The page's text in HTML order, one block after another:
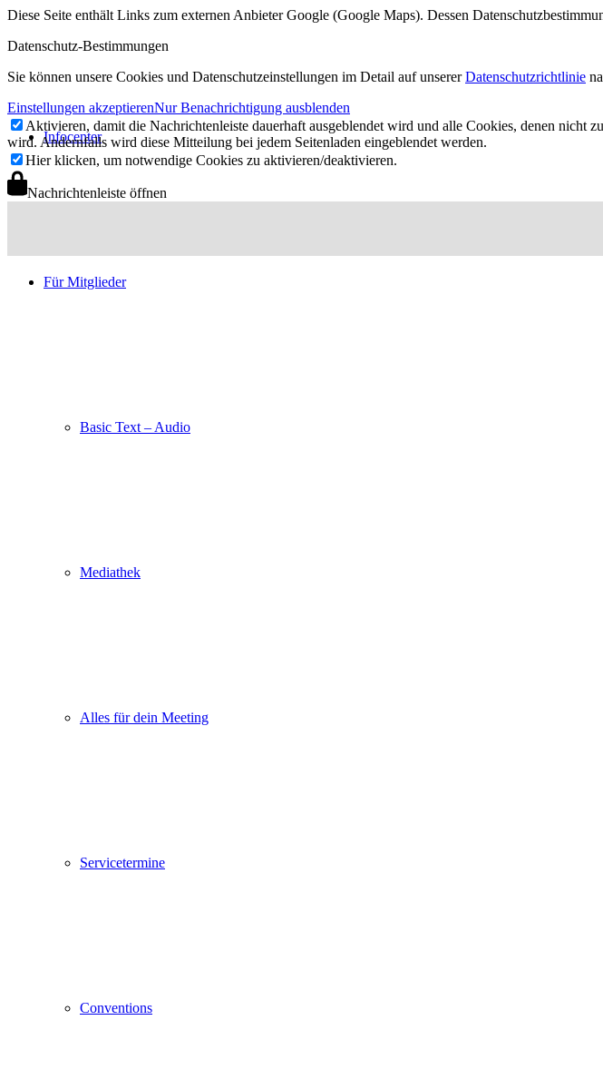
Infocenter
Für Mitglieder
Basic Text – Audio
Mediathek
Alles für dein Meeting
Servicetermine
Conventions
Diese Seite enthält Links zum externen Anbieter Google (Google Maps). Dessen
Datenschutz-Bestimmungen
Sie können unsere Cookies und Datenschutzeinstellungen im Detail auf unsererDatenschutzrichtlinie
Einstellungen akzeptierenNur Benachrichtigung ausblenden
Aktivieren, damit die Nachrichtenleiste dauerhaft ausgeblendet wird und alle Cookies, denen nicht
wird. Andernfalls wird diese Mitteilung bei jedem Seitenladen eingeblendet werden.
Hier klicken, um notwendige Cookies zu aktivieren/deaktivieren.
Nachrichtenleiste öffnen